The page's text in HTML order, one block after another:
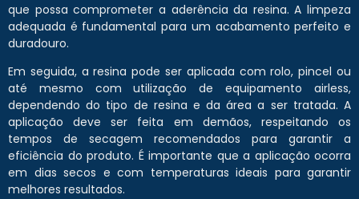
que possa comprometer a aderência da resina. A limpeza
adequada é fundamental para um acabamento perfeito e
duradouro.
Em seguida, a resina pode ser aplicada com rolo, pincel ou
até mesmo com utilização de equipamento airless,
dependendo do tipo de resina e da área a ser tratada. A
aplicação deve ser feita em demãos, respeitando os
tempos de secagem recomendados para garantir a
eficiência do produto. É importante que a aplicação ocorra
em dias secos e com temperaturas ideais para garantir
melhores resultados.